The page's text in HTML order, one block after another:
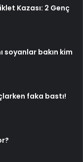
Kazası: 2 Genç
soyanlar bakın kim
faka bastı!